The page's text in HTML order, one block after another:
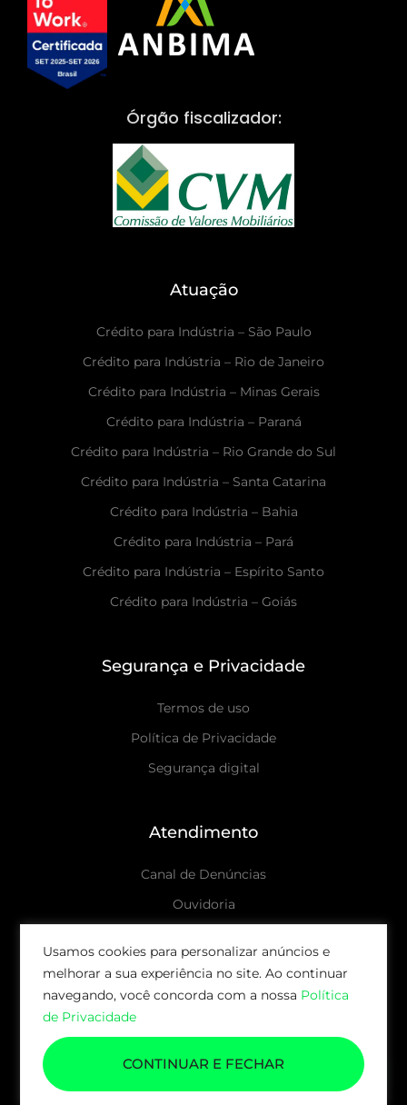
Usamos cookies para personalizar anúncios e
melhorar a sua experiência no site. Ao continuar
navegando, você concorda com a nossa Política
de Privacidade
CONTINUAR E FECHAR
Órgão fiscalizador:
Atuação
Crédito para Indústria – São Paulo
Crédito para Indústria – Rio de Janeiro
Crédito para Indústria – Minas Gerais
Crédito para Indústria – Paraná
Crédito para Indústria – Rio Grande do Sul
Crédito para Indústria – Santa Catarina
Crédito para Indústria – Bahia
Crédito para Indústria – Pará
Crédito para Indústria – Espírito Santo
Crédito para Indústria – Goiás
Segurança e Privacidade
Termos de uso
Política de Privacidade
Segurança digital
Atendimento
Canal de Denúncias
Ouvidoria
© 2026 AUDAX CAPITAL | TODOS OS DIREITOS